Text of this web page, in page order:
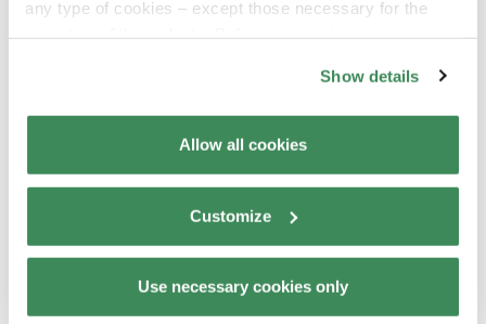
any type of cookies – except those necessary for the
Elettropiemme -
Cookie policy.
regarding processing of personal data, at the following
Elettropiemme - Privacy Policy
Show details
Allow all cookies
Customize
Use necessary cookies only
Potrebbe interessarti anche